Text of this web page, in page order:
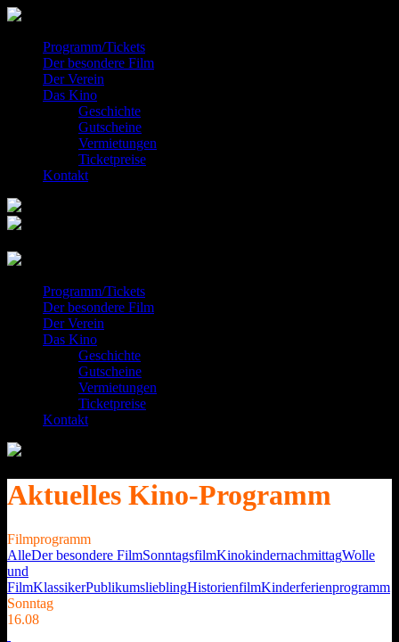
Programm/Tickets
Der besondere Film
Der Verein
Das Kino
Geschichte
Gutscheine
Vermietungen
Ticketpreise
Kontakt
Programm/Tickets
Der besondere Film
Der Verein
Das Kino
Geschichte
Gutscheine
Vermietungen
Ticketpreise
Kontakt
Aktuelles Kino-Programm
Filmprogramm
AlleDer besondere FilmSonntagsfilmKinokindernachmittagWolle
und
FilmKlassikerPublikumslieblingHistorienfilmKinderferienprogramm
Sonntag
16.08